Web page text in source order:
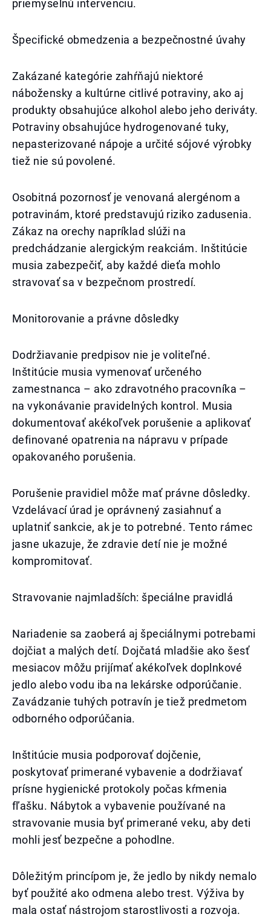
priemyselnú intervenciu.
Špecifické obmedzenia a bezpečnostné úvahy
Zakázané kategórie zahŕňajú niektoré
nábožensky a kultúrne citlivé potraviny, ako aj
produkty obsahujúce alkohol alebo jeho deriváty.
Potraviny obsahujúce hydrogenované tuky,
nepasterizované nápoje a určité sójové výrobky
tiež nie sú povolené.
Osobitná pozornosť je venovaná alergénom a
potravinám, ktoré predstavujú riziko zadusenia.
Zákaz na orechy napríklad slúži na
predchádzanie alergickým reakciám. Inštitúcie
musia zabezpečiť, aby každé dieťa mohlo
stravovať sa v bezpečnom prostredí.
Monitorovanie a právne dôsledky
Dodržiavanie predpisov nie je voliteľné.
Inštitúcie musia vymenovať určeného
zamestnanca – ako zdravotného pracovníka –
na vykonávanie pravidelných kontrol. Musia
dokumentovať akékoľvek porušenie a aplikovať
definované opatrenia na nápravu v prípade
opakovaného porušenia.
Porušenie pravidiel môže mať právne dôsledky.
Vzdelávací úrad je oprávnený zasiahnuť a
uplatniť sankcie, ak je to potrebné. Tento rámec
jasne ukazuje, že zdravie detí nie je možné
kompromitovať.
Stravovanie najmladších: špeciálne pravidlá
Nariadenie sa zaoberá aj špeciálnymi potrebami
dojčiat a malých detí. Dojčatá mladšie ako šesť
mesiacov môžu prijímať akékoľvek doplnkové
jedlo alebo vodu iba na lekárske odporúčanie.
Zavádzanie tuhých potravín je tiež predmetom
odborného odporúčania.
Inštitúcie musia podporovať dojčenie,
poskytovať primerané vybavenie a dodržiavať
prísne hygienické protokoly počas kŕmenia
fľašku. Nábytok a vybavenie používané na
stravovanie musia byť primerané veku, aby deti
mohli jesť bezpečne a pohodlne.
Dôležitým princípom je, že jedlo by nikdy nemalo
byť použité ako odmena alebo trest. Výživa by
mala ostať nástrojom starostlivosti a rozvoja.